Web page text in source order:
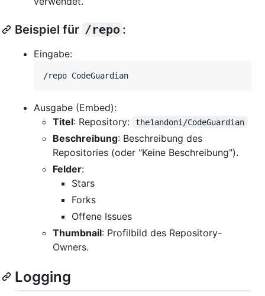
Beispiel für /repo :
Eingabe:
/repo CodeGuardian
Ausgabe (Embed):
Titel: Repository: the1andoni/CodeGuardian
Beschreibung: Beschreibung des
Repositories (oder "Keine Beschreibung").
Felder:
Stars
Forks
Offene Issues
Thumbnail: Profilbild des Repository-
Owners.
Logging